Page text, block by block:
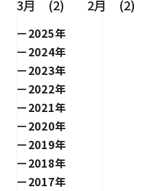
3月 (2)
2月 (2)
2025年
2024年
2023年
2022年
2021年
2020年
2019年
2018年
2017年